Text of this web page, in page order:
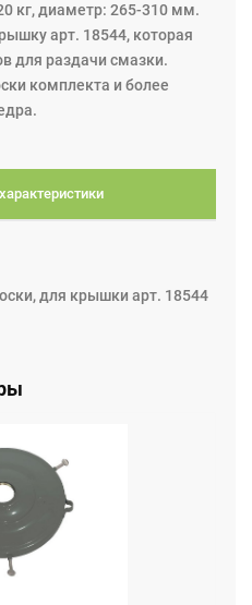
кг, диаметр: 265-310 мм.
арт. 18544, которая
для раздачи смазки.
комплекта и более
для крышки арт. 18544